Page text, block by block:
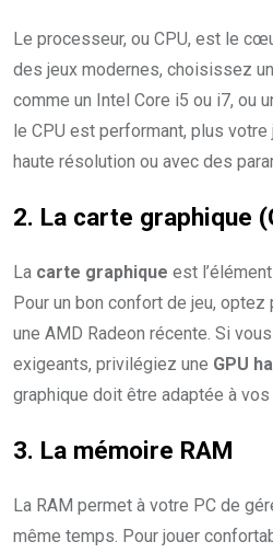
Le processeur, ou CPU, est le
des jeux modernes, choisissez un
comme un Intel Core i5 ou i7, ou
le CPU est performant, plus
haute résolution ou avec des
2. La carte graphique
La carte graphique est
Pour un bon confort de jeu, optez
une AMD Radeon récente. Si
exigeants, privilégiez une GPU
graphique doit être adaptée à
3. La mémoire RAM
La RAM permet à votre PC de
même temps. Pour jouer